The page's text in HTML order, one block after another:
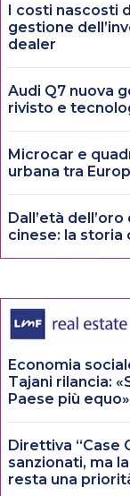
I costi nascosti
gestione
dealer
Audi Q7 nuova
rivisto e
Microcar e
urbana tra
Dall’età
cinese: la storia
Economia
Tajani rilancia:
Paese più
Direttiva “Case
sanzionati, ma
resta una